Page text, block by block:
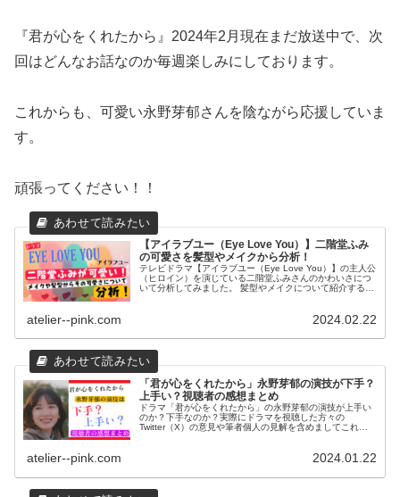
『君が心をくれたから』2024年2月現在まだ放送中で、次
回はどんなお話なのか毎週楽しみにしております。
これからも、可愛い永野芽郁さんを陰ながら応援していま
す。
頑張ってください！！
【アイラブユー（Eye Love You）】二階堂ふみ
の可愛さを髪型やメイクから分析！
テレビドラマ【アイラブユー（Eye Love You）】の主人公
（ヒロイン）を演じている二階堂ふみさんのかわいさにつ
いて分析してみました。 髪型やメイクについて紹介すると
atelier--pink.com 2024.02.22
「君が心をくれたから」永野芽郁の演技が下手？
上手い？視聴者の感想まとめ
ドラマ「君が心をくれたから」の永野芽郁の演技が上手い
のか？下手なのか？実際にドラマを視聴した方々の
Twitter（X）の意見や筆者個人の見解を含めましてこれま
atelier--pink.com 2024.01.22